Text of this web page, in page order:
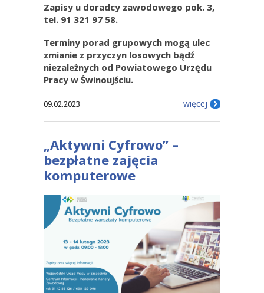
Zapisy u doradcy zawodowego pok. 3,
tel. 91 321 97 58.
Terminy porad grupowych mogą ulec
zmianie z przyczyn losowych bądź
niezależnych od Powiatowego Urzędu
Pracy w Świnoujściu.
09.02.2023 więcej
„Aktywni Cyfrowo” –
bezpłatne zajęcia
komputerowe